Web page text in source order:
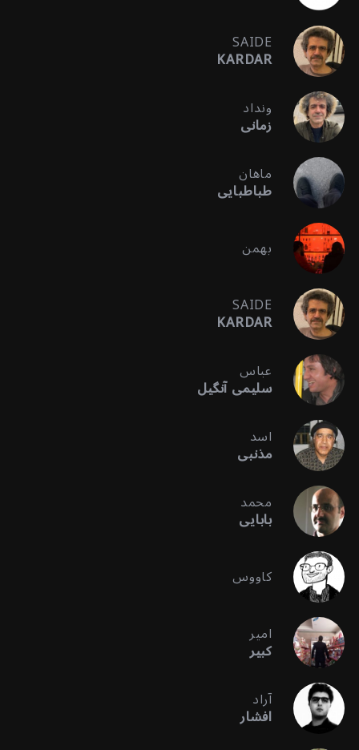
SAIDE
KARDAR
ونداد
زمانی
ماهان
طباطبایی
بهمن
SAIDE
KARDAR
عباس
سلیمی آنگیل
اسد
مذنبی
محمد
بابایی
کاووس
امیر
کبیر
آراد
افشار